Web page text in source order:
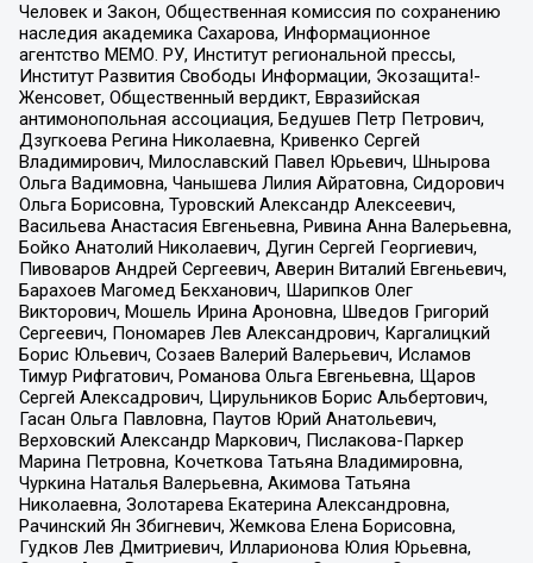
Человек и Закон, Общественная комиссия по сохранению
наследия академика Сахарова, Информационное
агентство МЕМО. РУ, Институт региональной прессы,
Институт Развития Свободы Информации, Экозащита!-
Женсовет, Общественный вердикт, Евразийская
антимонопольная ассоциация, Бедушев Петр Петрович,
Дзугкоева Регина Николаевна, Кривенко Сергей
Владимирович, Милославский Павел Юрьевич, Шнырова
Ольга Вадимовна, Чанышева Лилия Айратовна, Сидорович
Ольга Борисовна, Туровский Александр Алексеевич,
Васильева Анастасия Евгеньевна, Ривина Анна Валерьевна,
Бойко Анатолий Николаевич, Дугин Сергей Георгиевич,
Пивоваров Андрей Сергеевич, Аверин Виталий Евгеньевич,
Барахоев Магомед Бекханович, Шарипков Олег
Викторович, Мошель Ирина Ароновна, Шведов Григорий
Сергеевич, Пономарев Лев Александрович, Каргалицкий
Борис Юльевич, Созаев Валерий Валерьевич, Исламов
Тимур Рифгатович, Романова Ольга Евгеньевна, Щаров
Сергей Алексадрович, Цирульников Борис Альбертович,
Гасан Ольга Павловна, Паутов Юрий Анатольевич,
Верховский Александр Маркович, Пислакова-Паркер
Марина Петровна, Кочеткова Татьяна Владимировна,
Чуркина Наталья Валерьевна, Акимова Татьяна
Николаевна, Золотарева Екатерина Александровна,
Рачинский Ян Збигневич, Жемкова Елена Борисовна,
Гудков Лев Дмитриевич, Илларионова Юлия Юрьевна,